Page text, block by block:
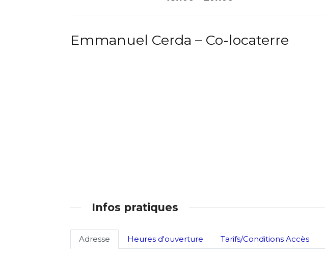
Adresse email*
Emmanuel Cerda – Co-locaterre
Infos pratiques
Adresse Heures d'ouverture Tarifs/Conditions Accès